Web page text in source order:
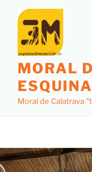
MORAL
Moral de Calatrava